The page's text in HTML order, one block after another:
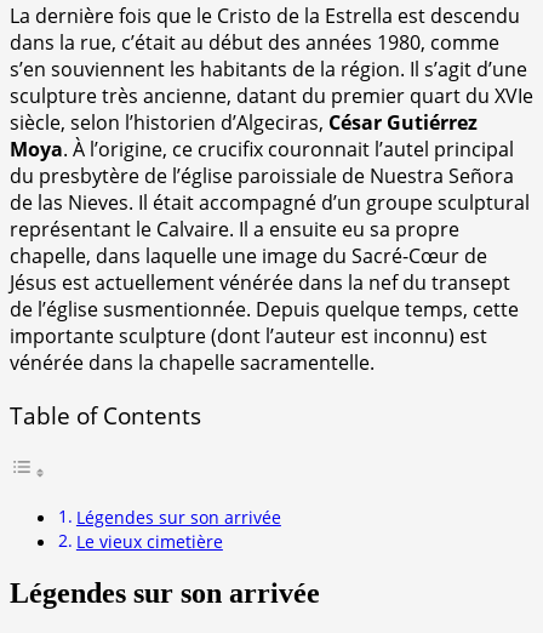
La dernière fois que le Cristo de la Estrella est descendu
dans la rue, c’était au début des années 1980, comme
s’en souviennent les habitants de la région. Il s’agit d’une
sculpture très ancienne, datant du premier quart du XVIe
siècle, selon l’historien d’Algeciras, César Gutiérrez
Moya. À l’origine, ce crucifix couronnait l’autel principal
du presbytère de l’église paroissiale de Nuestra Señora
de las Nieves. Il était accompagné d’un groupe sculptural
représentant le Calvaire. Il a ensuite eu sa propre
chapelle, dans laquelle une image du Sacré-Cœur de
Jésus est actuellement vénérée dans la nef du transept
de l’église susmentionnée. Depuis quelque temps, cette
importante sculpture (dont l’auteur est inconnu) est
vénérée dans la chapelle sacramentelle.
Table of Contents
Légendes sur son arrivée
Le vieux cimetière
Légendes sur son arrivée